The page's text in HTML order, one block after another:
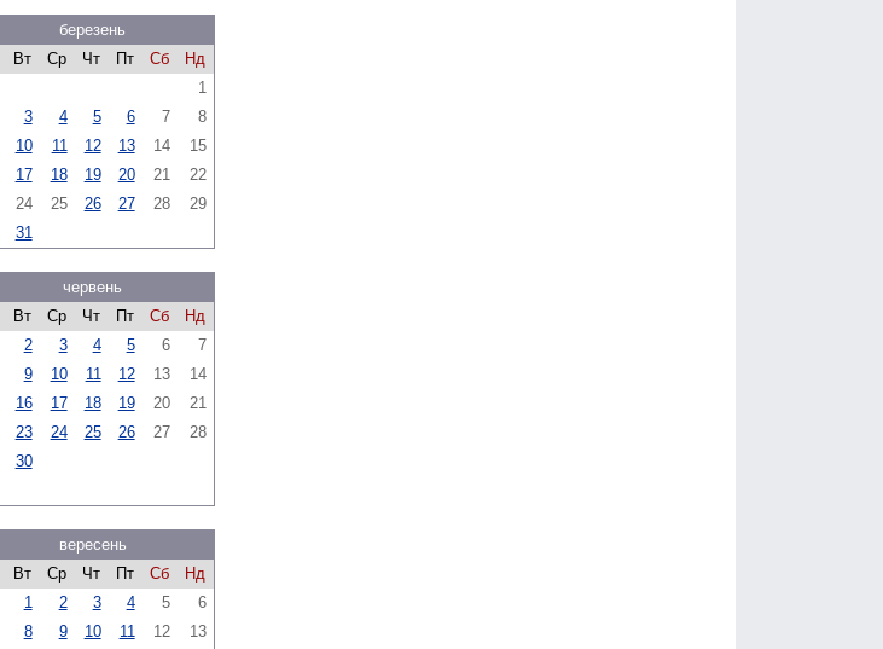
березень
Вт Ср Чт Пт Сб
Нд
1
3 4 5 6 7
8
10 11 12 13 14
15
17 18 19 20 21
22
24 25 26 27 28
29
31
червень
Вт Ср Чт Пт Сб
Нд
2 3 4 5 6
7
9 10 11 12 13
14
16 17 18 19 20
21
23 24 25 26 27
28
30
вересень
Вт Ср Чт Пт Сб
Нд
1
2 3 4 5
6
8 9 10 11 12
13